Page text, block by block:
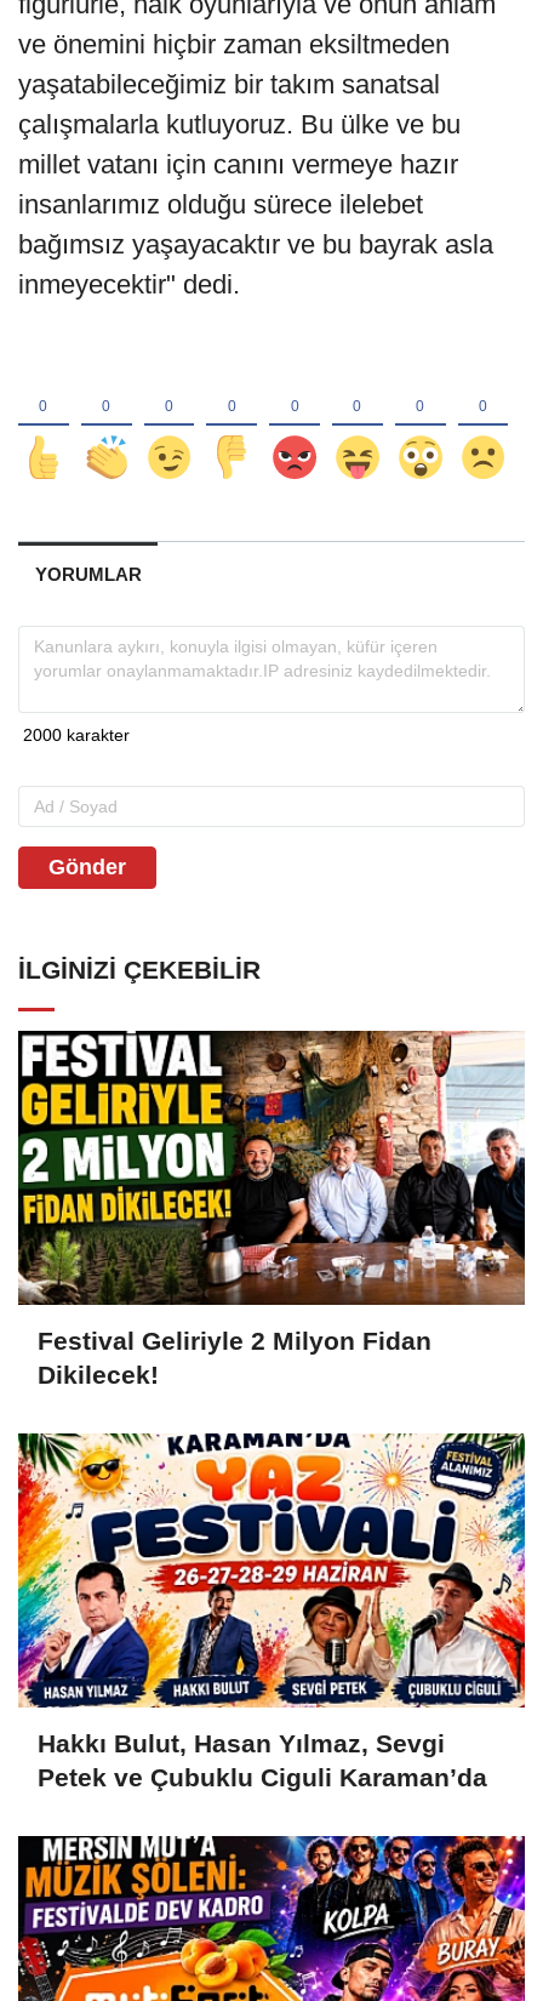
ve önemini hiçbir zaman eksiltmeden
yaşatabileceğimiz bir takım sanatsal
çalışmalarla kutluyoruz. Bu ülke ve bu
millet vatanı için canını vermeye hazır
insanlarımız olduğu sürece ilelebet
bağımsız yaşayacaktır ve bu bayrak asla
inmeyecektir" dedi.
YORUMLAR
Gönder
İLGINIZI ÇEKEBILIR
Festival Geliriyle 2 Milyon Fidan
Dikilecek!
Hakkı Bulut, Hasan Yılmaz, Sevgi
Petek ve Çubuklu Ciguli Karaman’da